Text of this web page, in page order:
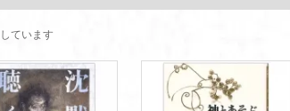
ています